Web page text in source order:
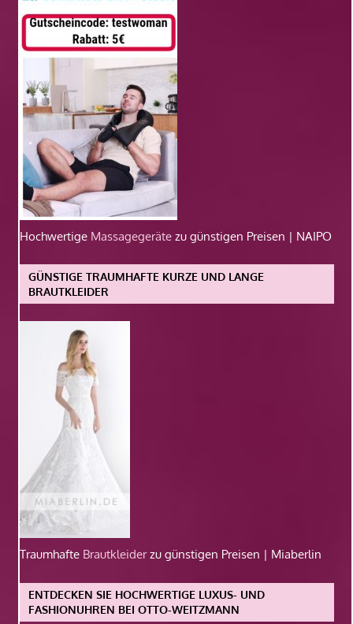
Hochwertige Massagegeräte zu günstigen Preisen | NAIPO
GÜNSTIGE TRAUMHAFTE KURZE UND LANGE
BRAUTKLEIDER
Traumhafte Brautkleiderzu günstigen Preisen | Miaberlin
ENTDECKEN SIE HOCHWERTIGE LUXUS- UND
FASHIONUHREN BEI OTTO-WEITZMANN